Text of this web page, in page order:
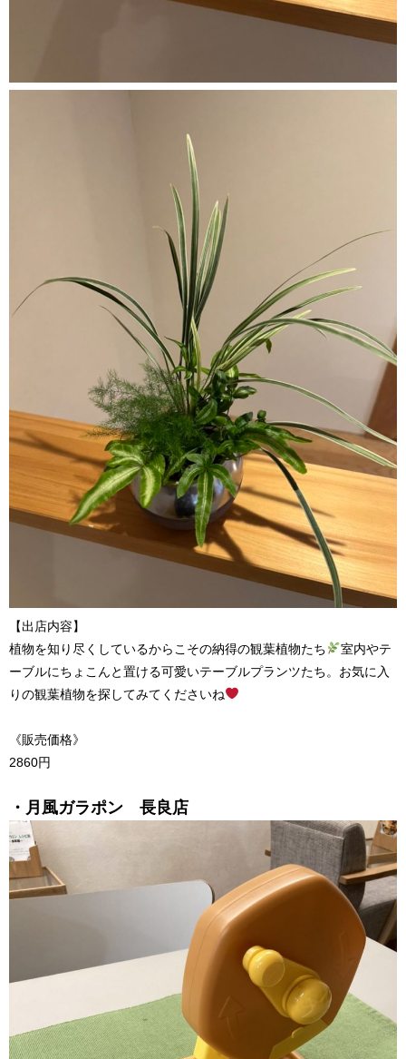
【出店内容】
植物を知り尽くしているからこその納得の観葉植物たち
室内やテ
ーブルにちょこんと置ける可愛いテーブルプランツたち。お気に入
りの観葉植物を探してみてくださいね
《販売価格》
2860円
・月風ガラポン 長良店